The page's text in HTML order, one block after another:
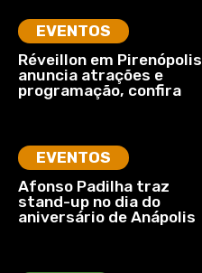
EVENTOS
Réveillon em Pirenópolis
anuncia atrações e
programação, confira
EVENTOS
Afonso Padilha traz
stand-up no dia do
aniversário de Anápolis